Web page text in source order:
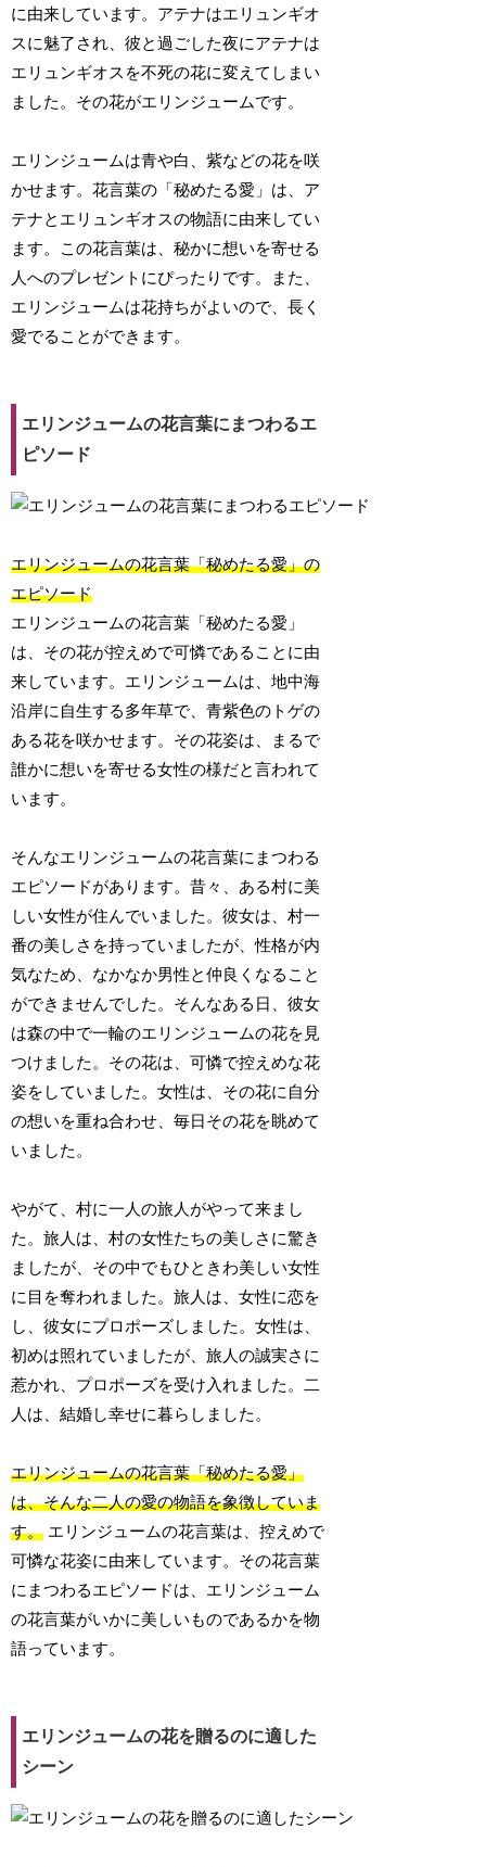
に由来しています。アテナはエリュンギオ
スに魅了され、彼と過ごした夜にアテナは
エリュンギオスを不死の花に変えてしまい
ました。その花がエリンジュームです。
エリンジュームは青や白、紫などの花を咲
かせます。花言葉の「秘めたる愛」は、ア
テナとエリュンギオスの物語に由来してい
ます。この花言葉は、秘かに想いを寄せる
人へのプレゼントにぴったりです。また、
エリンジュームは花持ちがよいので、長く
愛でることができます。
エリンジュームの花言葉にまつわるエ
ピソード
エリンジュームの花言葉「秘めたる愛」の
エピソード
エリンジュームの花言葉「秘めたる愛」
は、その花が控えめで可憐であることに由
来しています。エリンジュームは、地中海
沿岸に自生する多年草で、青紫色のトゲの
ある花を咲かせます。その花姿は、まるで
誰かに想いを寄せる女性の様だと言われて
います。
そんなエリンジュームの花言葉にまつわる
エピソードがあります。昔々、ある村に美
しい女性が住んでいました。彼女は、村一
番の美しさを持っていましたが、性格が内
気なため、なかなか男性と仲良くなること
ができませんでした。そんなある日、彼女
は森の中で一輪のエリンジュームの花を見
つけました。その花は、可憐で控えめな花
姿をしていました。女性は、その花に自分
の想いを重ね合わせ、毎日その花を眺めて
いました。
やがて、村に一人の旅人がやって来まし
た。旅人は、村の女性たちの美しさに驚き
ましたが、その中でもひときわ美しい女性
に目を奪われました。旅人は、女性に恋を
し、彼女にプロポーズしました。女性は、
初めは照れていましたが、旅人の誠実さに
惹かれ、プロポーズを受け入れました。二
人は、結婚し幸せに暮らしました。
エリンジュームの花言葉「秘めたる愛」
は、そんな二人の愛の物語を象徴していま
す。 エリンジュームの花言葉は、控えめで
可憐な花姿に由来しています。その花言葉
にまつわるエピソードは、エリンジューム
の花言葉がいかに美しいものであるかを物
語っています。
エリンジュームの花を贈るのに適した
シーン